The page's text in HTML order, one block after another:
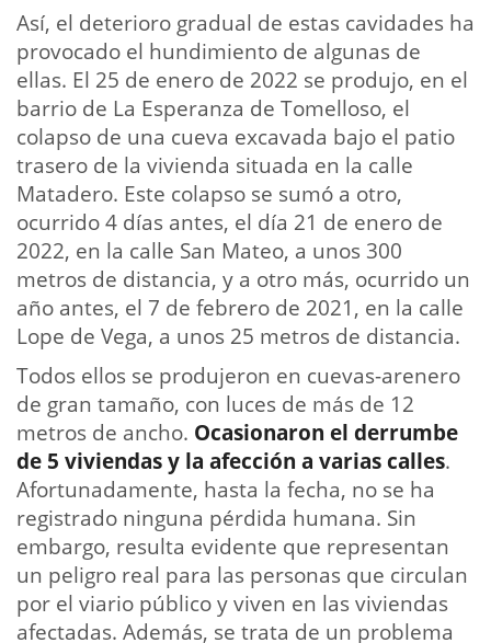
Así, el deterioro gradual de estas cavidades ha
provocado el hundimiento de algunas de
ellas. El 25 de enero de 2022 se produjo, en el
barrio de La Esperanza de Tomelloso, el
colapso de una cueva excavada bajo el patio
trasero de la vivienda situada en la calle
Matadero. Este colapso se sumó a otro,
ocurrido 4 días antes, el día 21 de enero de
2022, en la calle San Mateo, a unos 300
metros de distancia, y a otro más, ocurrido un
año antes, el 7 de febrero de 2021, en la calle
Lope de Vega, a unos 25 metros de distancia.
Todos ellos se produjeron en cuevas-arenero
de gran tamaño, con luces de más de 12
metros de ancho. Ocasionaron el derrumbe
de 5 viviendas y la afección a varias calles.
Afortunadamente, hasta la fecha, no se ha
registrado ninguna pérdida humana. Sin
embargo, resulta evidente que representan
un peligro real para las personas que circulan
por el viario público y viven en las viviendas
afectadas. Además, se trata de un problema